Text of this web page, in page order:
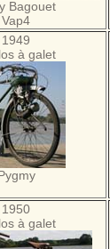
Bagouet
Vap4
1949
à galet
1950
à galet